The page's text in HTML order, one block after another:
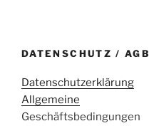
DATENSCHUTZ / AGB
Datenschutzerklärung
Allgemeine
Geschäftsbedingungen